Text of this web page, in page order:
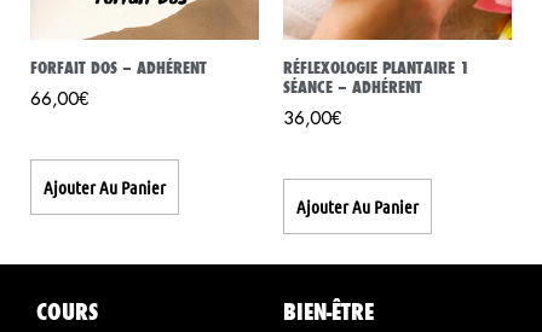
FORFAIT DOS – ADHÉRENT
66,00€
Ajouter Au Panier
RÉFLEXOLOGIE PLANTAIRE 1
SÉANCE – ADHÉRENT
36,00€
Ajouter Au Panier
COURS BIEN-ÊTRE